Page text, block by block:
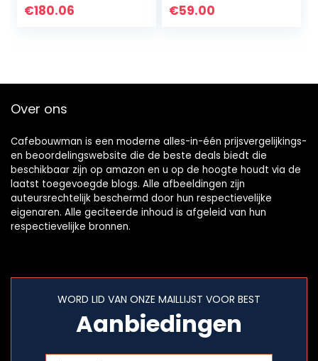
Verwarmingslamp
€180.06
voor inductie,
€59.00
Over ons
Cafebouwman is een moderne alles-in-één prijsvergelijkings-
en beoordelingswebsite die de beste deals biedt die
beschikbaar zijn op amazon en u op de hoogte houdt via de
laatst toegevoegde blogs. Alle afbeeldingen zijn
auteursrechtelijk beschermd door hun respectievelijke
eigenaren. Alle geciteerde inhoud is afgeleid van hun
respectievelijke bronnen.
WORD LID VAN ONZE MAILLIJST VOOR BEST
Aanbiedingen